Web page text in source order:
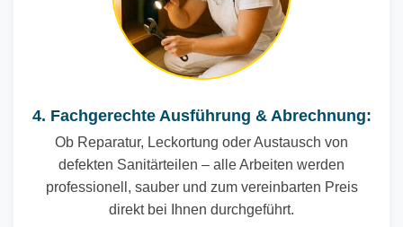
4. Fachgerechte Ausführung & Abrechnung:
Ob Reparatur, Leckortung oder Austausch von
defekten Sanitärteilen – alle Arbeiten werden
professionell, sauber und zum vereinbarten Preis
direkt bei Ihnen durchgeführt.